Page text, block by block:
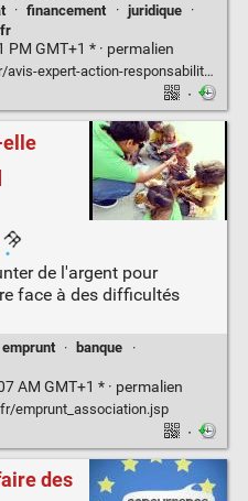
· financement · juridique
·
GMT+1 * · permalien
dirigeant-benevole-association-circonstances-attenuantes-impunite.html
·
elle
de l'argent pour
face à des difficultés
emprunt · banque
·
AM GMT+1 * · permalien
emprunt_association.jsp
·
des